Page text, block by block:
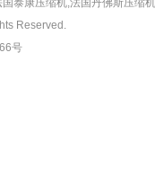
泰康压缩机,法国丹佛斯压缩
Reserved.
号